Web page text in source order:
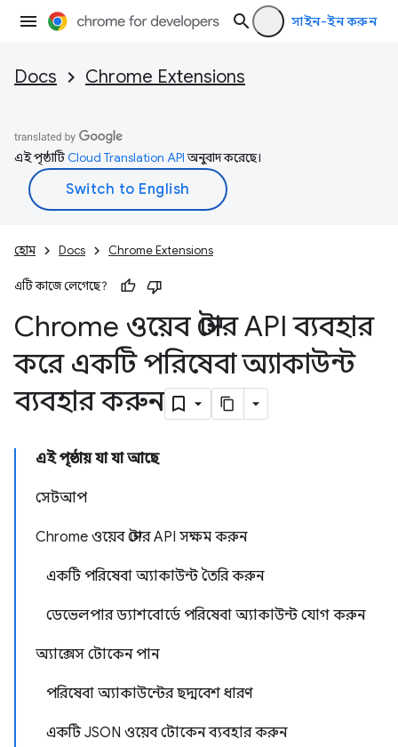
সাইন-ইন করুন
Docs Chrome Extensions
এই পৃষ্ঠাটিCloud Translation APIঅনুবাদ করেছে।
হোম Docs Chrome Extensions
এটি কাজে লেগেছে?
Chrome ওয়েব স্টোর API ব্যবহার
করে একটি পরিষেবা অ্যাকাউন্ট
ব্যবহার করুন
এই পৃষ্ঠায় যা যা আছে
সেটআপ
Chrome ওয়েব স্টোর API সক্ষম করুন
একটি পরিষেবা অ্যাকাউন্ট তৈরি করুন
ডেভেলপার ড্যাশবোর্ডে পরিষেবা অ্যাকাউন্ট যোগ করুন
অ্যাক্সেস টোকেন পান
পরিষেবা অ্যাকাউন্টের ছদ্মবেশ ধারণ
একটি JSON ওয়েব টোকেন ব্যবহার করুন